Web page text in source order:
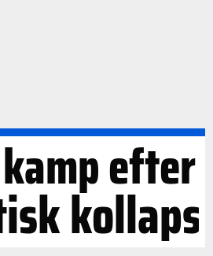
efter
kollaps